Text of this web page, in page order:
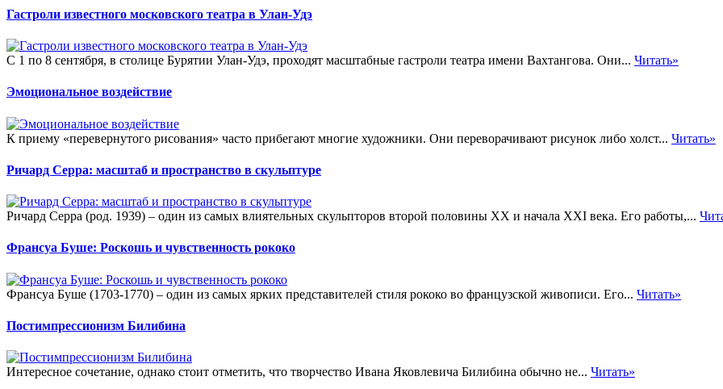
Гастроли известного московского театра в Улан-Удэ
С 1 по 8 сентября, в столице Бурятии Улан-Удэ, проходят масштабные гастроли театра имени Вахтангова. Они... Читать»
Эмоциональное воздействие
К приему «перевернутого рисования» часто прибегают многие художники. Они переворачивают рисунок либо холст... Читать»
Ричард Серра: масштаб и пространство в скульптуре
Ричард Серра (род. 1939) – один из самых влиятельных скульпторов второй половины XX и начала XXI века. Его работы,...
Франсуа Буше: Роскошь и чувственность рококо
Франсуа Буше (1703-1770) – один из самых ярких представителей стиля рококо во французской живописи. Его... Читать»
Постимпрессионизм Билибина
Интересное сочетание, однако стоит отметить, что творчество Ивана Яковлевича Билибина обычно не... Читать»